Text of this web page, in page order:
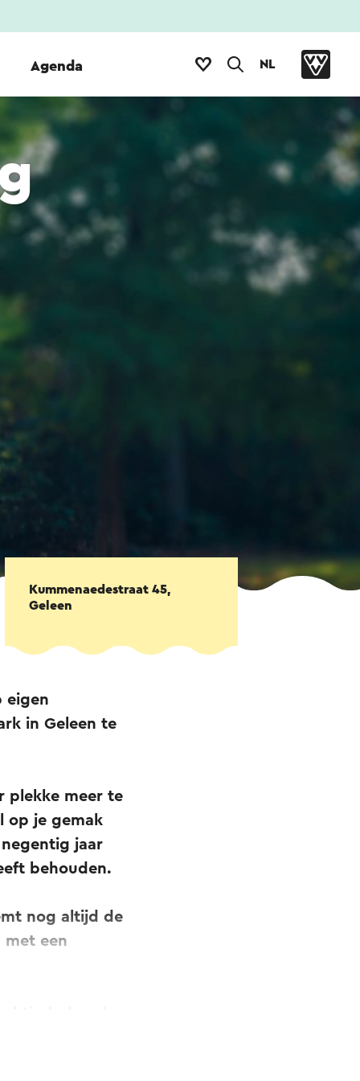
Agenda NL
Kummenaedestraat 45,
Geleen
eigen
in Geleen te
plekke meer te
op je gemak
jaar
behouden.
nog altijd de
met een
behouden